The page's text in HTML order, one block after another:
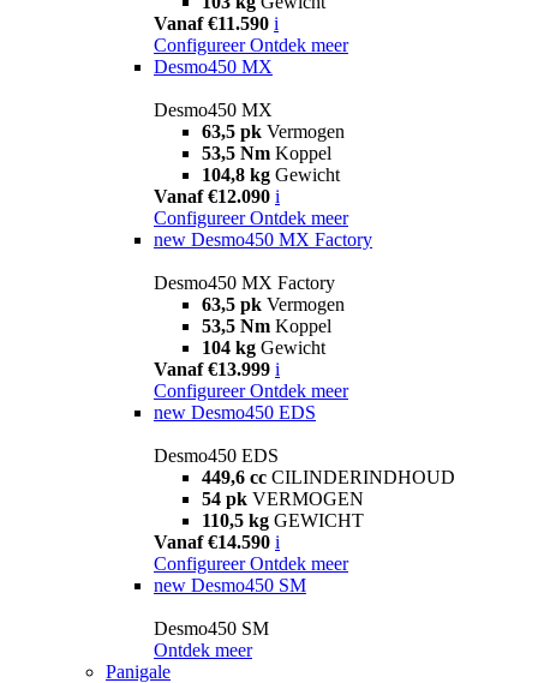
Vanaf €11.590 i
Configureer Ontdek meer
Desmo450 MX
Desmo450 MX
63,5 pk Vermogen
53,5 Nm Koppel
104,8 kg Gewicht
Vanaf €12.090 i
Configureer Ontdek meer
new Desmo450 MX Factory
Desmo450 MX Factory
63,5 pk Vermogen
53,5 Nm Koppel
104 kg Gewicht
Vanaf €13.999 i
Configureer Ontdek meer
new Desmo450 EDS
Desmo450 EDS
449,6 cc CILINDERINDHOUD
54 pk VERMOGEN
110,5 kg GEWICHT
Vanaf €14.590 i
Configureer Ontdek meer
new Desmo450 SM
Desmo450 SM
Ontdek meer
Panigale